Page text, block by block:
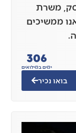
משרת
ממשיכים
ימים במילואים
306
בואו נכיר